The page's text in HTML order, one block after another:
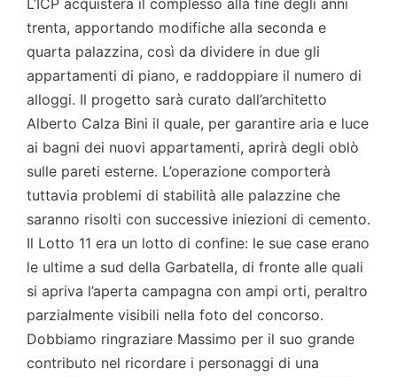
L’ICP acquisterà il complesso alla fine degli anni
trenta, apportando modifiche alla seconda e
quarta palazzina, così da dividere in due gli
appartamenti di piano, e raddoppiare il numero di
alloggi. Il progetto sarà curato dall’architetto
Alberto Calza Bini il quale, per garantire aria e luce
ai bagni dei nuovi appartamenti, aprirà degli oblò
sulle pareti esterne. L’operazione comporterà
tuttavia problemi di stabilità alle palazzine che
saranno risolti con successive iniezioni di cemento.
Il Lotto 11 era un lotto di confine: le sue case erano
le ultime a sud della Garbatella, di fronte alle quali
si apriva l’aperta campagna con ampi orti, peraltro
parzialmente visibili nella foto del concorso.
Dobbiamo ringraziare Massimo per il suo grande
contributo nel ricordare i personaggi di una